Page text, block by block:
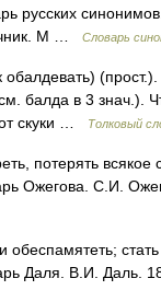
русских
М …
Словарь
(прост.).
балда в 3 знач.).
скуки …
Толковый
потерять всякое
Ожегова. С.И.
стать
Даля. В.И. Даль.